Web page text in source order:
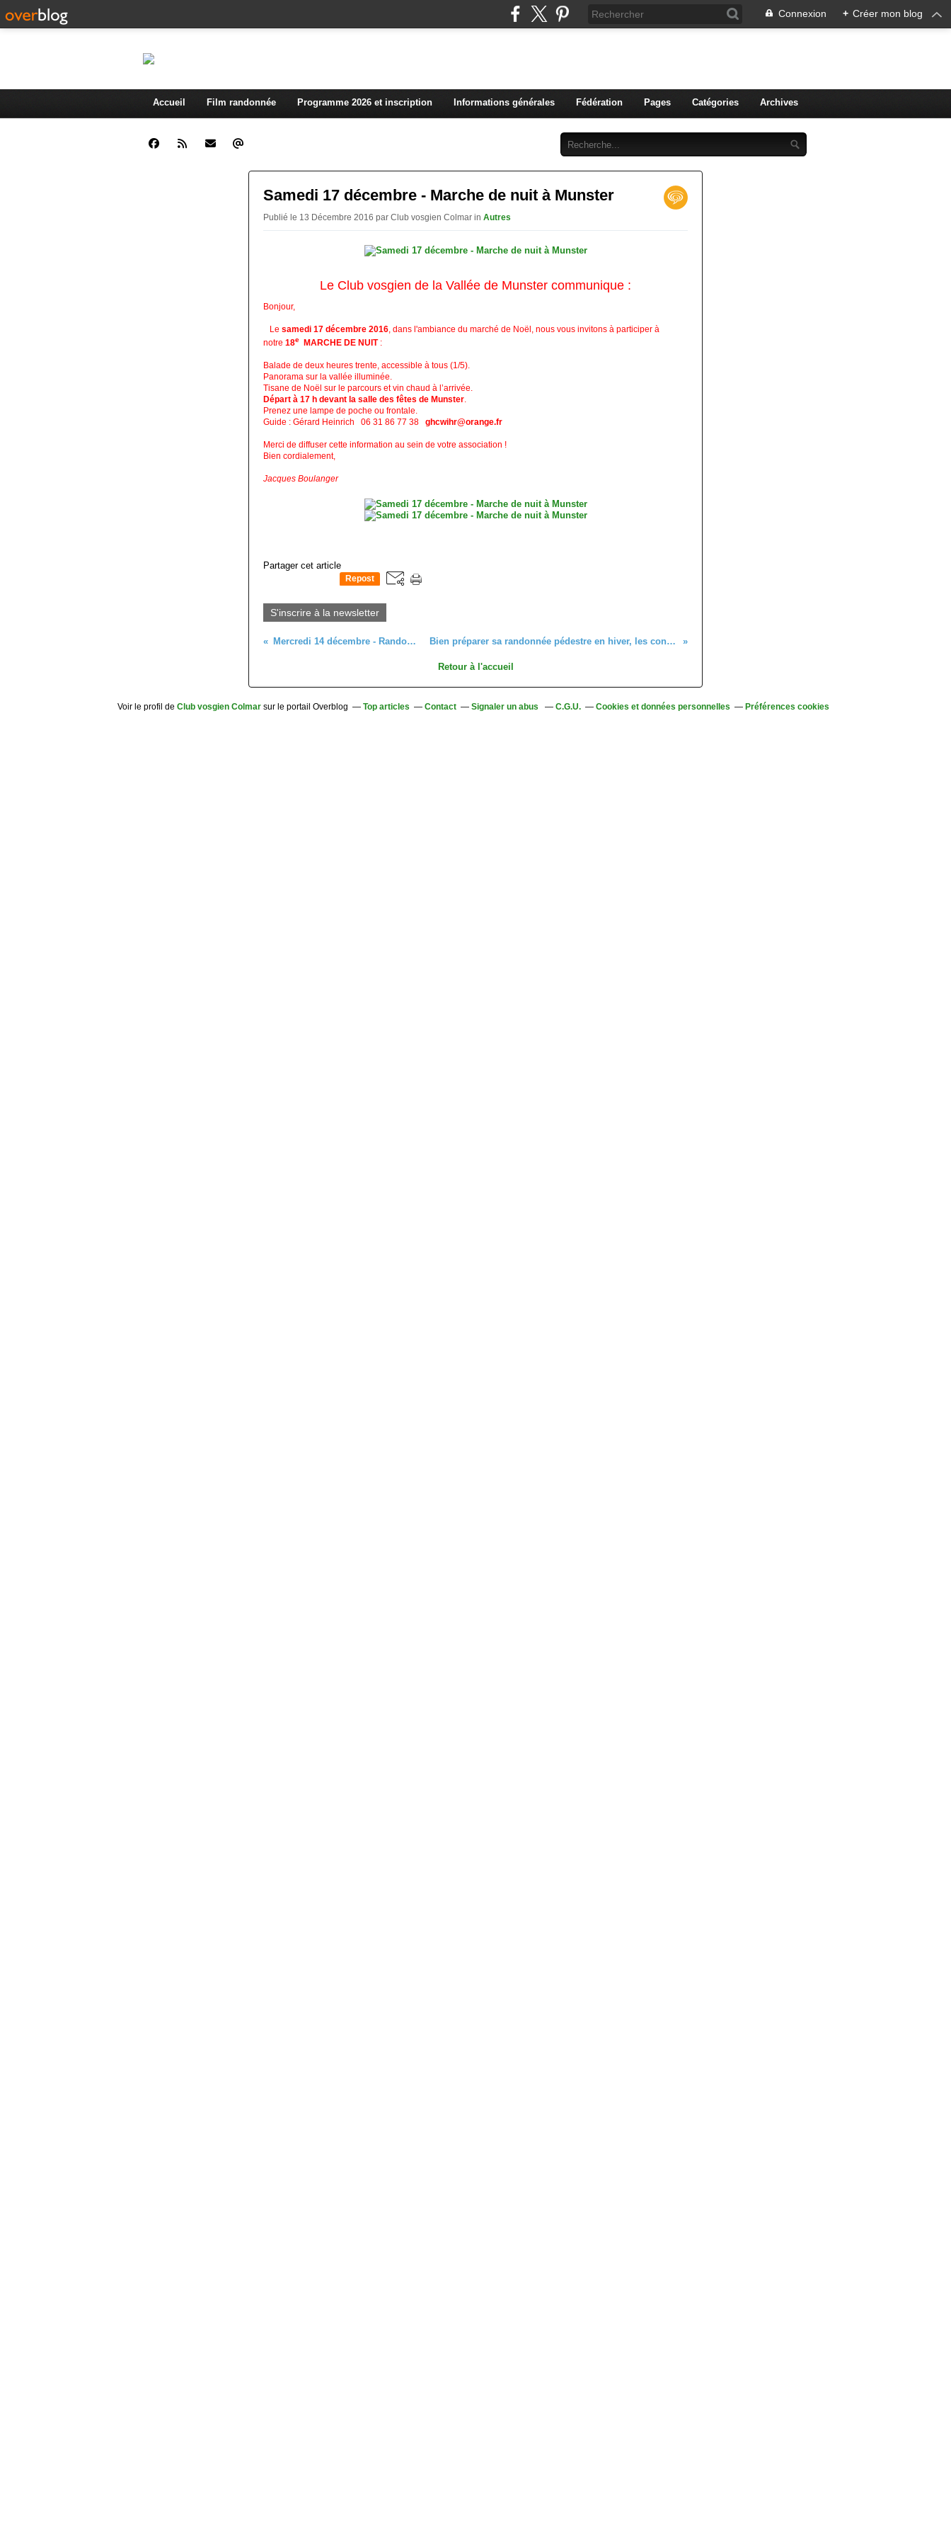
Connexion + Créer mon blog
Accueil Film randonnée Programme 2026 et inscription Informations générales Fédération Pages Catégories Archives
Samedi 17 décembre - Marche de nuit à Munster
Publié le 13 Décembre 2016 par Club vosgien Colmar in Autres
Le Club vosgien de la Vallée de Munster communique :
Bonjour,
Le samedi 17 décembre 2016, dans l'ambiance du marché de Noël, nous vous invitons à participer à
notre 18e MARCHE DE NUIT:
Balade de deux heures trente, accessible à tous (1/5).
Panorama sur la vallée illuminée.
Tisane de Noël sur le parcours et vin chaud à l’arrivée.
Départ à 17 h devant la salle des fêtes de Munster.
Prenez une lampe de poche ou frontale.
Guide : Gérard Heinrich 06 31 86 77 38 ghcwihr@orange.fr
Merci de diffuser cette information au sein de votre association !
Bien cordialement,
Jacques Boulanger
Partager cet article
Repost
S'inscrire à la newsletter
Mercredi 14 décembre - Randonnée de Kientzheim à Saint-Alexis Bien préparer sa randonnée pédestre en hiver, les conseils du Parc naturel régional des Ballons des Vosges
Retour à l'accueil
Voir le profil de Club vosgien Colmar sur le portail Overblog Top articles Contact Signaler un abus C.G.U. Cookies et données personnelles Préférences cookies